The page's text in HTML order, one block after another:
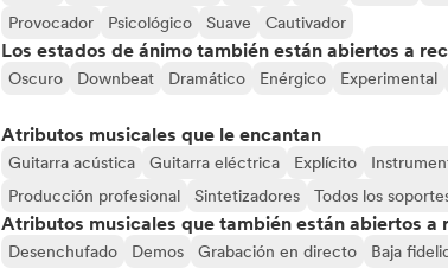
Provocador
Psicológico Suave Cautivador
Los estados de ánimo también están abiertos a
Oscuro Downbeat Dramático Enérgico Experimental
Atributos musicales que le encantan
Guitarra acústica Guitarra eléctrica Explícito
Producción profesional
Sintetizadores Todos los
Atributos musicales que también están abiertos a
Desenchufado Demos Grabación en directo Baja